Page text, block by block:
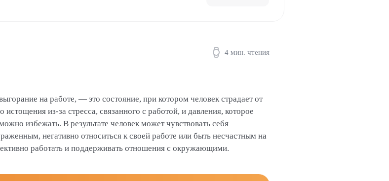
4 мин. чтения
на работе, — это состояние, при котором человек страдает от
из-за стресса, связанного с работой, и давления, которое
избежать. В результате человек может чувствовать себя
негативно относиться к своей работе или быть несчастным на
работать и поддерживать отношения с окружающими.